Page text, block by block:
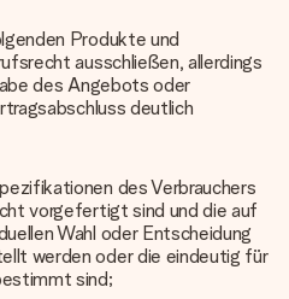
Produkte und
ausschließen, allerdings
des Angebots oder
deutlich
des Verbrauchers
vorgefertigt sind und die auf
Wahl oder Entscheidung
werden oder die eindeutig für
sind;